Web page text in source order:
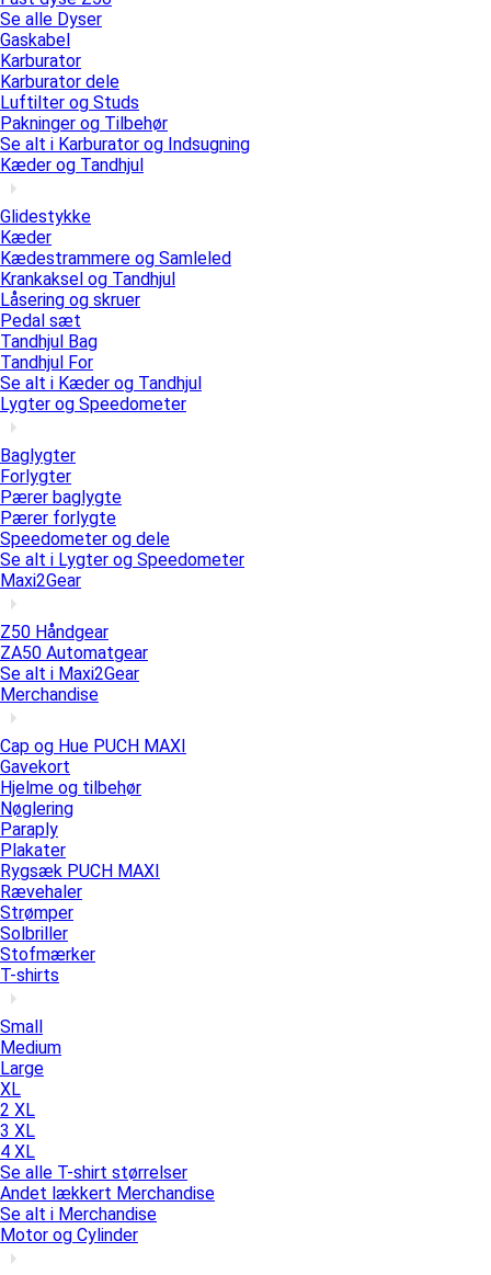
Se alle Dyser
Gaskabel
Karburator
Karburator dele
Luftilter og Studs
Pakninger og Tilbehør
Se alt i Karburator og Indsugning
Kæder og Tandhjul
Glidestykke
Kæder
Kædestrammere og Samleled
Krankaksel og Tandhjul
Låsering og skruer
Pedal sæt
Tandhjul Bag
Tandhjul For
Se alt i Kæder og Tandhjul
Lygter og Speedometer
Baglygter
Forlygter
Pærer baglygte
Pærer forlygte
Speedometer og dele
Se alt i Lygter og Speedometer
Maxi2Gear
Z50 Håndgear
ZA50 Automatgear
Se alt i Maxi2Gear
Merchandise
Cap og Hue PUCH MAXI
Gavekort
Hjelme og tilbehør
Nøglering
Paraply
Plakater
Rygsæk PUCH MAXI
Rævehaler
Strømper
Solbriller
Stofmærker
T-shirts
Small
Medium
Large
XL
2 XL
3 XL
4 XL
Se alle T-shirt størrelser
Andet lækkert Merchandise
Se alt i Merchandise
Motor og Cylinder